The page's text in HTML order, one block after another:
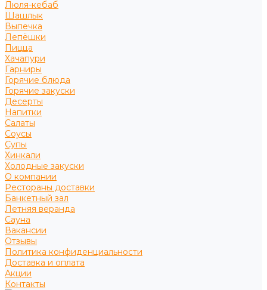
Люля-кебаб
Шашлык
Выпечка
Лепёшки
Пицца
Хачапури
Гарниры
Горячие блюда
Горячие закуски
Десерты
Напитки
Салаты
Соусы
Супы
Хинкали
Холодные закуски
О компании
Рестораны доставки
Банкетный зал
Летняя веранда
Сауна
Вакансии
Отзывы
Политика конфиденциальности
Доставка и оплата
Акции
Контакты